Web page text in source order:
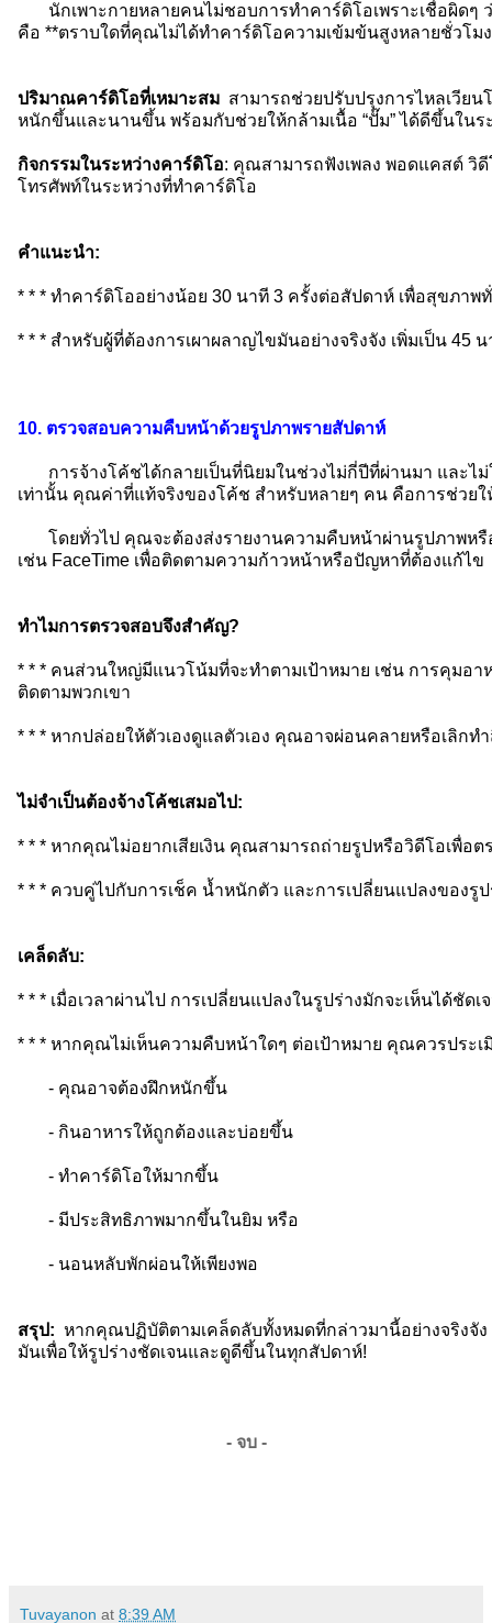
นักเพาะกายหลายคนไม่ชอบการทำคาร์ดิโอเพราะเชื่อผิดๆ
คือ **ตราบใดที่คุณไม่ได้ทำคาร์ดิโอความเข้มข้นสูงหลายชั่วโม
ปริมาณคาร์ดิโอที่เหมาะสม สามารถช่วยปรับปรุงการไหลเวีย
หนักขึ้นและนานขึ้น พร้อมกับช่วยให้กล้ามเนื้อ “ปั๊ม” ได้ดีขึ้นในร
กิจกรรมในระหว่างคาร์ดิโอ: คุณสามารถฟังเพลง พอดแคสต์ วิ
โทรศัพท์ในระหว่างที่ทำคาร์ดิโอ
คำแนะนำ:
* * * ทำคาร์ดิโออย่างน้อย 30 นาที 3 ครั้งต่อสัปดาห์ เพื่อสุขภาพ
* * * สำหรับผู้ที่ต้องการเผาผลาญไขมันอย่างจริงจัง เพิ่มเป็น 45
10. ตรวจสอบความคืบหน้าด้วยรูปภาพรายสัปดาห์
การจ้างโค้ชได้กลายเป็นที่นิยมในช่วงไม่กี่ปีที่ผ่านมา และไ
เท่านั้น คุณค่าที่แท้จริงของโค้ช สำหรับหลายๆ คน คือการช่วย
โดยทั่วไป คุณจะต้องส่งรายงานความคืบหน้าผ่านรูปภาพหรื
เช่น FaceTime เพื่อติดตามความก้าวหน้าหรือปัญหาที่ต้องแก้ไข
ทำไมการตรวจสอบจึงสำคัญ?
* * * คนส่วนใหญ่มีแนวโน้มที่จะทำตามเป้าหมาย เช่น การคุมอ
ติดตามพวกเขา
* * * หากปล่อยให้ตัวเองดูแลตัวเอง คุณอาจผ่อนคลายหรือเลิกท
ไม่จำเป็นต้องจ้างโค้ชเสมอไป:
* * * หากคุณไม่อยากเสียเงิน คุณสามารถถ่ายรูปหรือวิดีโอเพื่อ
* * * ควบคู่ไปกับการเช็ค น้ำหนักตัว และการเปลี่ยนแปลงของรู
เคล็ดลับ:
* * * เมื่อเวลาผ่านไป การเปลี่ยนแปลงในรูปร่างมักจะเห็นได้ชัดเ
* * * หากคุณไม่เห็นความคืบหน้าใดๆ ต่อเป้าหมาย คุณควรประ
- คุณอาจต้องฝึกหนักขึ้น
- กินอาหารให้ถูกต้องและบ่อยขึ้น
- ทำคาร์ดิโอให้มากขึ้น
- มีประสิทธิภาพมากขึ้นในยิม หรือ
- นอนหลับพักผ่อนให้เพียงพอ
สรุป: หากคุณปฏิบัติตามเคล็ดลับทั้งหมดที่กล่าวมานี้อย่างจริง
มันเพื่อให้รูปร่างชัดเจนและดูดีขึ้นในทุกสัปดาห์!
- จบ -
Tuvayanon at 8:39 AM